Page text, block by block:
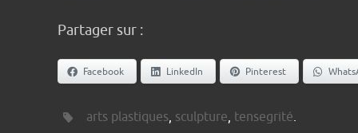
Partager sur :
Facebook LinkedIn Pinterest
arts plastiques, sculpture, tensegrité.